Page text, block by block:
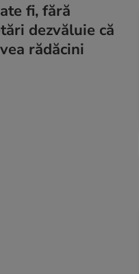
fi, fără
dezvăluie că
rădăcini